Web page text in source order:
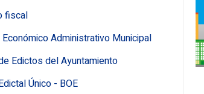
fiscal
Económico Administrativo Municipal
Edictos del Ayuntamiento
Único - BOE